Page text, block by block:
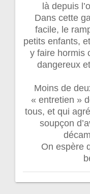
là depuis
Dans cette
facile, le
petits enfants,
y faire hormis
dangereux
Moins de
« entretien »
tous, et qui
soupçon
On espère